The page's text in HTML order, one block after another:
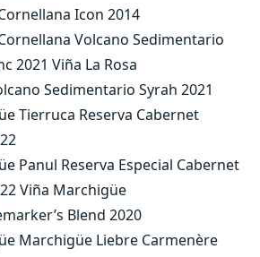
Icon 2014
Volcano Sedimentario
2021 Viña La Rosa
Sedimentario Syrah 2021
Tierruca Reserva Cabernet
Panul Reserva Especial Cabernet
Viña Marchigüe
Blend 2020
Marchigüe Liebre Carmenère